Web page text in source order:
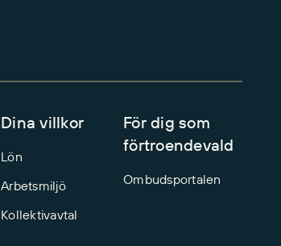
Dina villkor
Lön
Arbetsmiljö
Kollektivavtal
För dig som
förtroendevald
Ombudsportalen